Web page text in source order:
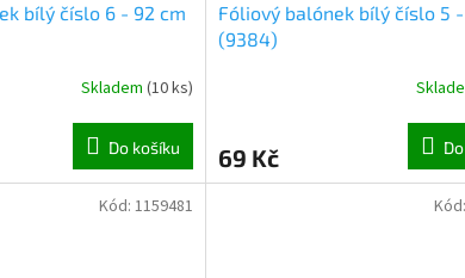
bílý číslo 6 - 92 cm
Skladem (10 ks)
Do košíku
Fóliový balónek bílý číslo 5
(9384)
69 Kč
Kód: 1159481 Kód: